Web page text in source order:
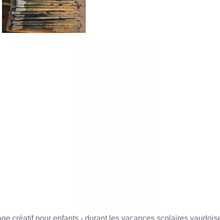
créatif pour enfants - durant les vacances scolaires